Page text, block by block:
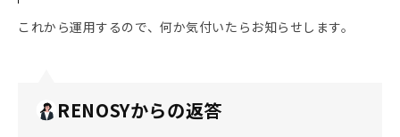
これから運用するので、何か気付いたらお知らせします。
RENOSYからの返答